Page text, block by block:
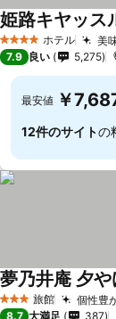
4 ホテルのランク
ホテル 美
7.9 良い 5,275
最安値 ￥
12件のサイトの
3 ホテルのランク
旅館 個性豊
夢乃井庵 夕
8.7 大満足 387